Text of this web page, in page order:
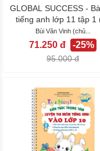
GLOBAL SUCCESS -
tiếng anh lớp 11 tập 1
đáp án)
Bùi Văn Vinh (chủ...
71.250 đ -25%
95.000 đ